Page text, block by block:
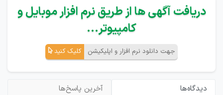
دریافت آگهی ها از طریق نرم افزار موبایل و
کامپیوتر...
جهت دانلود نرم افزار و اپلیکیشن کلیک کنید
دیدگاه‌ها
آخرین پاسخ‌ها